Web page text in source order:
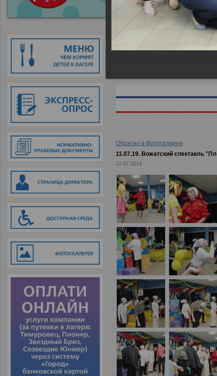
Обратно в Фотогалерею
11.07.19. Вожатский спектакль
12.07.2019